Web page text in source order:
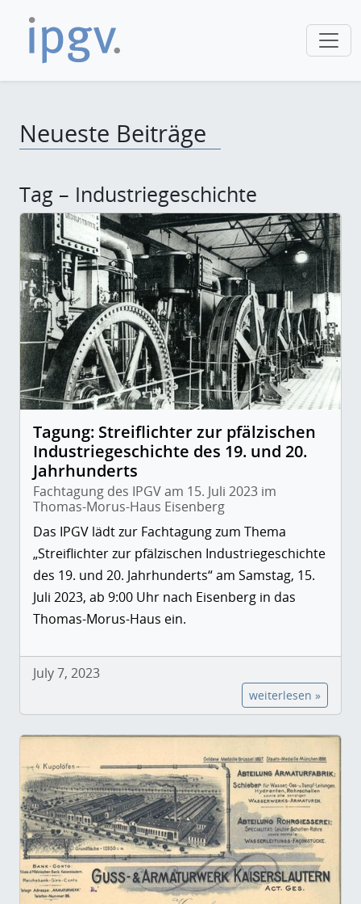
Neueste Beiträge
Tag – Industriegeschichte
Tagung: Streiflichter zur pfälzischen
Industriegeschichte des 19. und 20.
Jahrhunderts
Fachtagung des IPGV am 15. Juli 2023 im
Thomas-Morus-Haus Eisenberg
Das IPGV lädt zur Fachtagung zum Thema
„Streiflichter zur pfälzischen Industriegeschichte
des 19. und 20. Jahrhunderts“ am Samstag, 15.
Juli 2023, ab 9:00 Uhr nach Eisenberg in das
Thomas-Morus-Haus ein.
July 7, 2023
weiterlesen »